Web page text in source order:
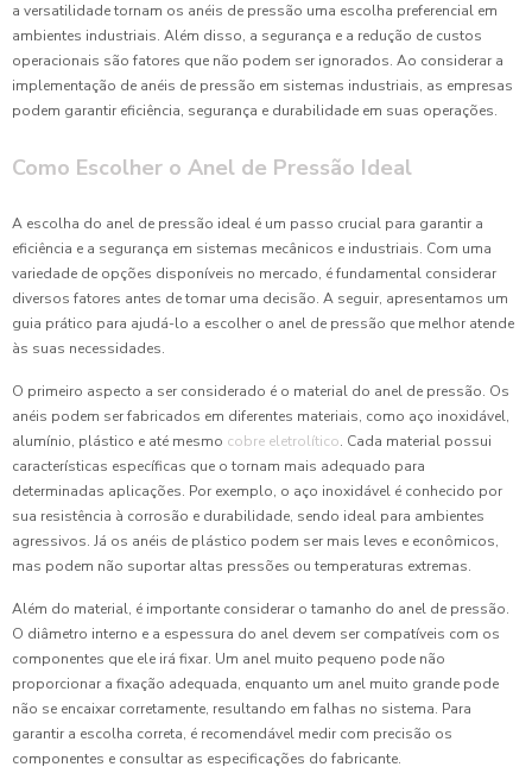
a versatilidade tornam os anéis de pressão uma escolha preferencial em
ambientes industriais. Além disso, a segurança e a redução de custos
operacionais são fatores que não podem ser ignorados. Ao considerar a
implementação de anéis de pressão em sistemas industriais, as empresas
podem garantir eficiência, segurança e durabilidade em suas operações.
Como Escolher o Anel de Pressão Ideal
A escolha do anel de pressão ideal é um passo crucial para garantir a
eficiência e a segurança em sistemas mecânicos e industriais. Com uma
variedade de opções disponíveis no mercado, é fundamental considerar
diversos fatores antes de tomar uma decisão. A seguir, apresentamos um
guia prático para ajudá-lo a escolher o anel de pressão que melhor atende
às suas necessidades.
O primeiro aspecto a ser considerado é o material do anel de pressão. Os
anéis podem ser fabricados em diferentes materiais, como aço inoxidável,
alumínio, plástico e até mesmo cobre eletrolítico. Cada material possui
características específicas que o tornam mais adequado para
determinadas aplicações. Por exemplo, o aço inoxidável é conhecido por
sua resistência à corrosão e durabilidade, sendo ideal para ambientes
agressivos. Já os anéis de plástico podem ser mais leves e econômicos,
mas podem não suportar altas pressões ou temperaturas extremas.
Além do material, é importante considerar o tamanho do anel de pressão.
O diâmetro interno e a espessura do anel devem ser compatíveis com os
componentes que ele irá fixar. Um anel muito pequeno pode não
proporcionar a fixação adequada, enquanto um anel muito grande pode
não se encaixar corretamente, resultando em falhas no sistema. Para
garantir a escolha correta, é recomendável medir com precisão os
componentes e consultar as especificações do fabricante.